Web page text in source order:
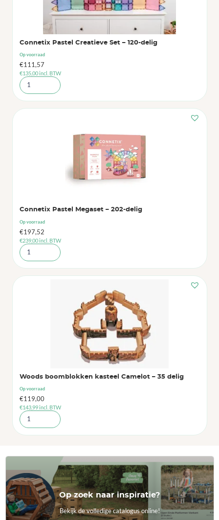
Connetix Pastel Creatieve Set – 120-delig
Op voorraad
€111,57
€135,00incl. BTW
Connetix Pastel Megaset – 202-delig
Op voorraad
€197,52
€239,00incl. BTW
Woods boomblokken kasteel Camelot – 35 delig
Op voorraad
€119,00
€143,99incl. BTW
Op zoek naar inspiratie?
Bekijk de volledige catalogus online!